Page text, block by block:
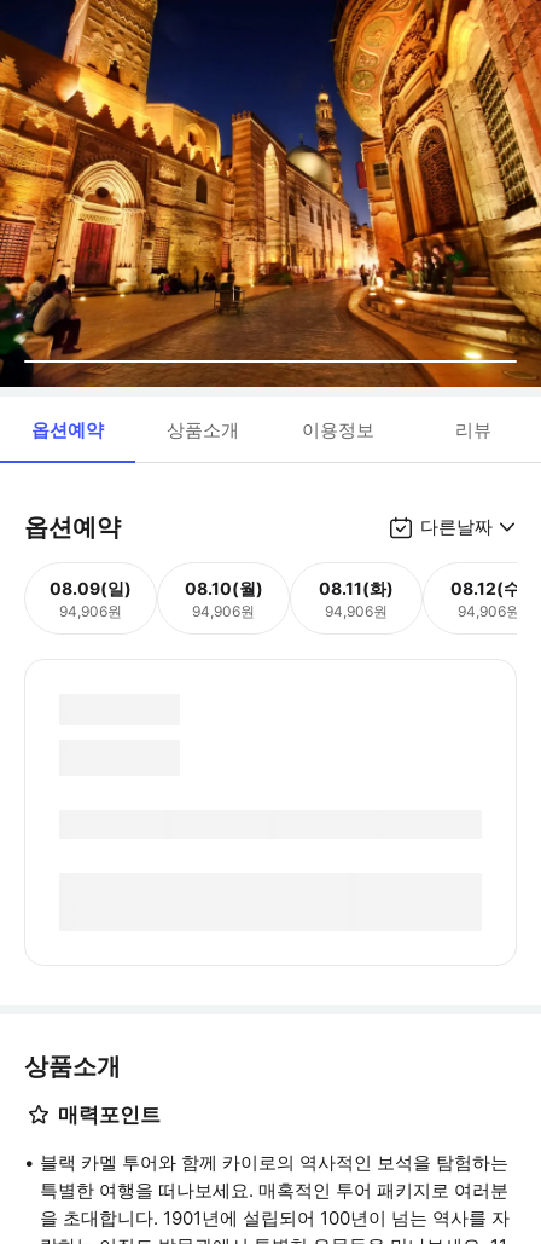
옵션예약 상품소개 이용정보 리뷰
옵션예약 다른날짜
08.09(일)
94,906원
08.10(월)
94,906원
08.11(화)
94,906원
08.12(수)
94,906원
상품소개
매력포인트
블랙 카멜 투어와 함께 카이로의 역사적인 보석을 탐험하는
특별한 여행을 떠나보세요. 매혹적인 투어 패키지로 여러분
을 초대합니다. 1901년에 설립되어 100년이 넘는 역사를 자